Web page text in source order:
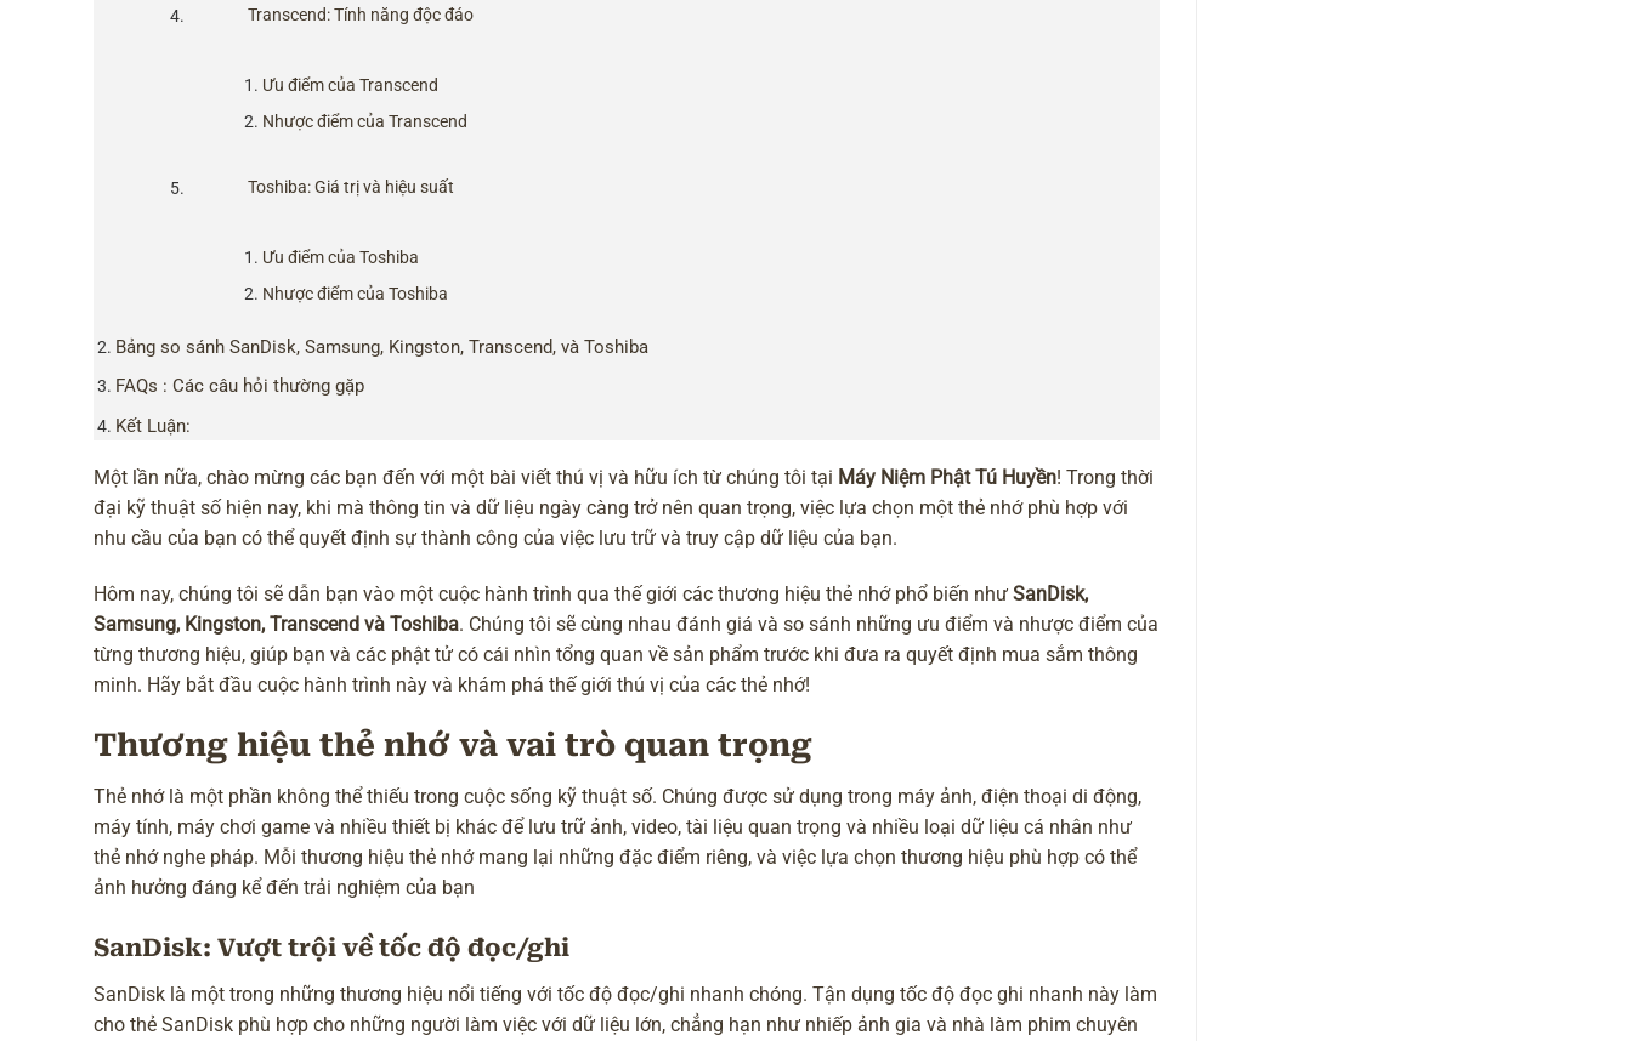
Transcend: Tính năng độc đáo
Ưu điểm của Transcend
Nhược điểm của Transcend
Toshiba: Giá trị và hiệu suất
Ưu điểm của Toshiba
Nhược điểm của Toshiba
Bảng so sánh SanDisk, Samsung, Kingston, Transcend, và Toshiba
FAQs : Các câu hỏi thường gặp
Kết Luận:
Một lần nữa, chào mừng các bạn đến với một bài viết thú vị và hữu ích từ chúng tôi tại Máy Niệm Phật Tú Huyền! Trong thời
đại kỹ thuật số hiện nay, khi mà thông tin và dữ liệu ngày càng trở nên quan trọng, việc lựa chọn một thẻ nhớ phù hợp với
nhu cầu của bạn có thể quyết định sự thành công của việc lưu trữ và truy cập dữ liệu của bạn.
Hôm nay, chúng tôi sẽ dẫn bạn vào một cuộc hành trình qua thế giới các thương hiệu thẻ nhớ phổ biến như SanDisk,
Samsung, Kingston, Transcend và Toshiba. Chúng tôi sẽ cùng nhau đánh giá và so sánh những ưu điểm và nhược điểm của
từng thương hiệu, giúp bạn và các phật tử có cái nhìn tổng quan về sản phẩm trước khi đưa ra quyết định mua sắm thông
minh. Hãy bắt đầu cuộc hành trình này và khám phá thế giới thú vị của các thẻ nhớ!
Thương hiệu thẻ nhớ và vai trò quan trọng
Thẻ nhớ là một phần không thể thiếu trong cuộc sống kỹ thuật số. Chúng được sử dụng trong máy ảnh, điện thoại di động,
máy tính, máy chơi game và nhiều thiết bị khác để lưu trữ ảnh, video, tài liệu quan trọng và nhiều loại dữ liệu cá nhân như
thẻ nhớ nghe pháp. Mỗi thương hiệu thẻ nhớ mang lại những đặc điểm riêng, và việc lựa chọn thương hiệu phù hợp có thể
ảnh hưởng đáng kể đến trải nghiệm của bạn
SanDisk: Vượt trội về tốc độ đọc/ghi
SanDisk là một trong những thương hiệu nổi tiếng với tốc độ đọc/ghi nhanh chóng. Tận dụng tốc độ đọc ghi nhanh này làm
cho thẻ SanDisk phù hợp cho những người làm việc với dữ liệu lớn, chẳng hạn như nhiếp ảnh gia và nhà làm phim chuyên